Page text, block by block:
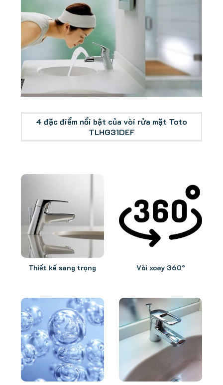
4 đặc điểm nổi bật của vòi rửa mặt Toto
TLHG31DEF
Thiết kế sang trọng Vòi xoay 360°